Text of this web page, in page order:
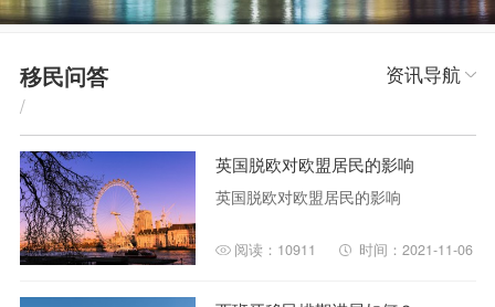
移民问答
/
资讯导航
英国脱欧对欧盟居民的影响
英国脱欧对欧盟居民的影响
阅读：10911 时间：2021-11-06